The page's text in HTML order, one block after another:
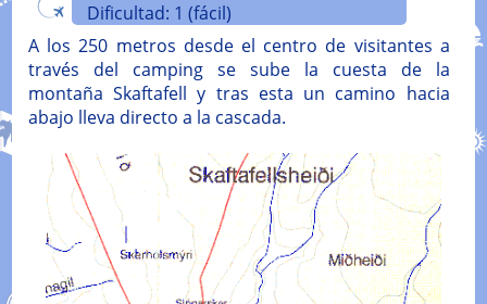
Dificultad: 1 (fácil)
A los 250 metros desde el centro de visitantes a
través del camping se sube la cuesta de la
montaña Skaftafell y tras esta un camino hacia
abajo lleva directo a la cascada.